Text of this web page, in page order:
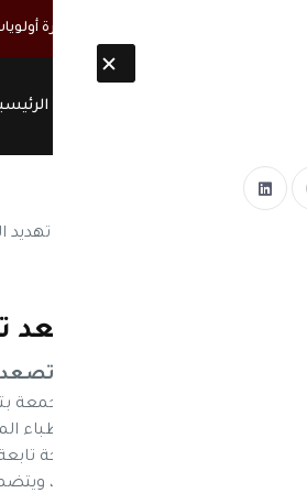
بأعمال السفارة الأمريكية: اليمن في صدارة
جماعة الحوثي تصعد
اليمن| جماعة الحوثي
نيو – قامت جماعة الحوثيين الجمعة
سكان منطقة شعوب ان جميع خطباء
يوم امس من قبل جماعات مسلحة تابعة
الصادر عن رئيس هذه اللجنة ،